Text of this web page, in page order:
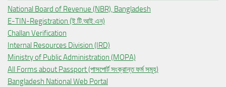
National Board of Revenue (NBR), Bangladesh
E-TIN-Registration (ই.টি.আই.এন)
Challan Verification
Internal Resources Division (IRD)
Ministry of Public Administration (MOPA)
All Forms about Passport (পাসপোর্ট সংক্রান্ত ফর্ম সমূহ)
Bangladesh National Web Portal